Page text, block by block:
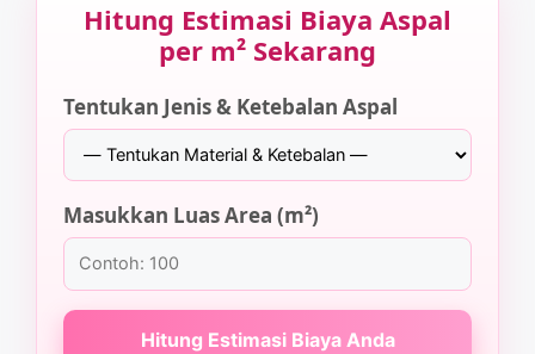
Hitung Estimasi Biaya Aspal
per m² Sekarang
Tentukan Jenis & Ketebalan Aspal
Masukkan Luas Area (m²)
Hitung Estimasi Biaya Anda